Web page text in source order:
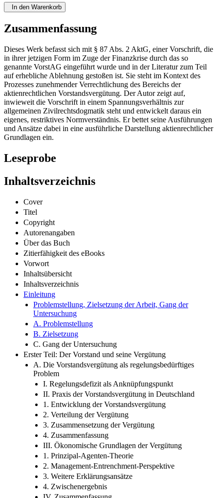
Versand in ca. 10 Werktagen national, internationaler Versand
In den Warenkorb
Zusammenfassung
Dieses Werk befasst sich mit § 87 Abs. 2 AktG, einer Vorschrift, die
in ihrer jetzigen Form im Zuge der Finanzkrise durch das so
genannte VorstAG eingeführt wurde und in der Literatur zum Teil
auf erhebliche Ablehnung gestoßen ist. Sie steht im Kontext des
Prozesses zunehmender Verrechtlichung des Bereichs der
aktienrechtlichen Vorstandsvergütung. Der Autor zeigt auf,
inwieweit die Vorschrift in einem Spannungsverhältnis zur
allgemeinen Zivilrechtsdogmatik steht und entwickelt daraus ein
und Ansätze dabei in eine ausführliche Darstellung aktienrechtlicher
Grundlagen ein.
Leseprobe
Inhaltsverzeichnis
Cover
Titel
Copyright
Autorenangaben
Über das Buch
Zitierfähigkeit des eBooks
Vorwort
Inhaltsübersicht
Inhaltsverzeichnis
Einleitung
Problemstellung, Zielsetzung der Arbeit, Gang der
Untersuchung
A. Problemstellung
B. Zielsetzung
C. Gang der Untersuchung
Erster Teil: Der Vorstand und seine Vergütung
A. Die Vorstandsvergütung als regelungsbedürftiges
Problem
I. Regelungsdefizit als Anknüpfungspunkt
II. Praxis der Vorstandsvergütung in Deutschland
1. Entwicklung der Vorstandsvergütung
2. Verteilung der Vergütung
3. Zusammensetzung der Vergütung
4. Zusammenfassung
III. Ökonomische Grundlagen der Vergütung
1. Prinzipal-Agenten-Theorie
2. Management-Entrenchment-Perspektive